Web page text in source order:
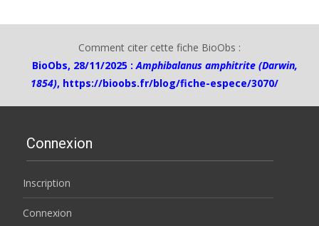
Comment citer cette fiche BioObs :
BioObs, 28/11/2025 : Amphibalanus amphitrite (Darwin,
1854), https://bioobs.fr/blog/fiche-espece/3070/
Connexion
Inscription
Connexion